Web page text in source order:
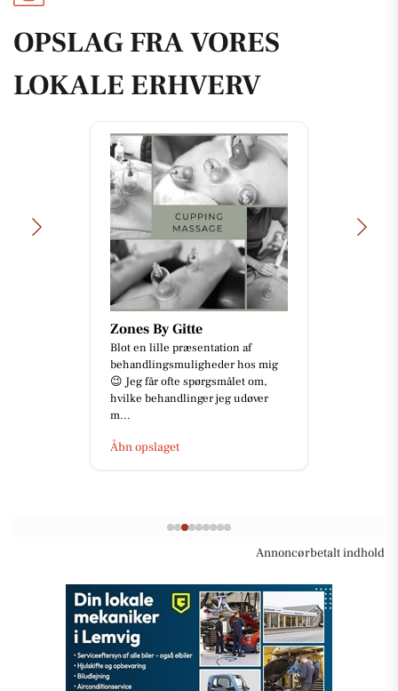
OPSLAG FRA VORES
LOKALE ERHVERV
Zones By Gitte
Blot en lille præsentation af
behandlingsmuligheder hos mig
😉 Jeg får ofte spørgsmålet om,
hvilke behandlinger jeg udøver
m...
Åbn opslaget
Annoncørbetalt indhold